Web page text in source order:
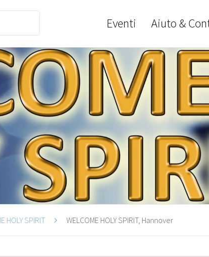
Eventi Aiuto &
HOLY SPIRIT WELCOME HOLY SPIRIT, Hannover